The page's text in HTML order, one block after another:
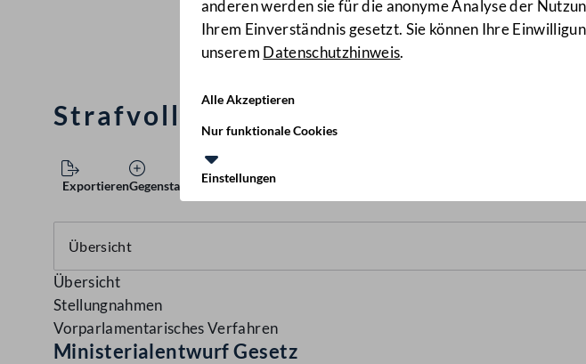
anderen werden sie für die anonyme Analyse der
Ihrem Einverständnis gesetzt. Sie können Ihre
unserem Datenschutzhinweis.
Alle Akzeptieren
Nur funktionale Cookies
Einstellungen
Strafvollzugsgesetz,
ExportierenGegenstand speichern
Übersicht
Stellungnahmen
Vorparlamentarisches Verfahren
Ministerialentwurf Gesetz